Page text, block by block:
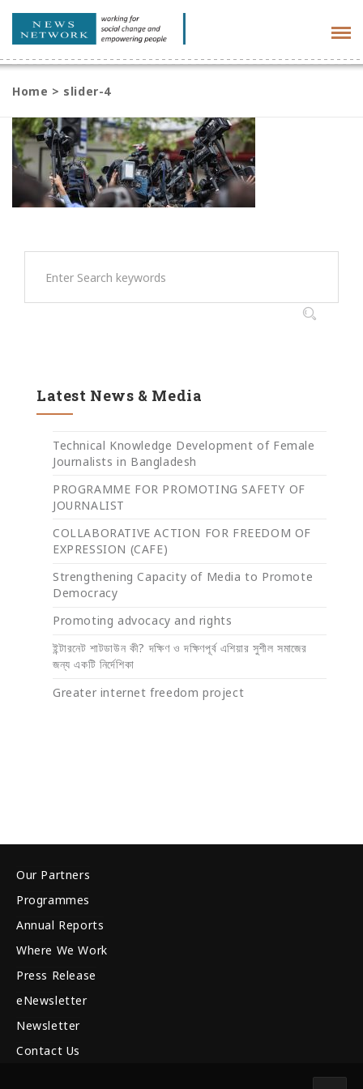
Home > slider-4
Latest News & Media
Technical Knowledge Development of Female
Journalists in Bangladesh
PROGRAMME FOR PROMOTING SAFETY OF
JOURNALIST
COLLABORATIVE ACTION FOR FREEDOM OF
EXPRESSION (CAFE)
Strengthening Capacity of Media to Promote
Democracy
Promoting advocacy and rights
ইন্টারনেট শাটডাউন কী? দক্ষিণ ও দক্ষিণপূর্ব এশিয়ার সুশীল সমাজের
জন্য একটি নির্দেশিকা
Greater internet freedom project
Our Partners
Programmes
Annual Reports
Where We Work
Press Release
eNewsletter
Newsletter
Contact Us